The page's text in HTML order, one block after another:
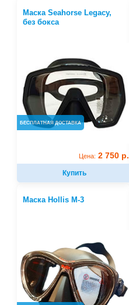
Маска Seahorse Legacy,
без бокса
БЕСПЛАТНАЯ ДОСТАВКА
Цена: 2 750 р.
Купить
Маска Hollis M-3